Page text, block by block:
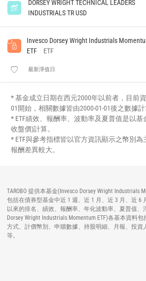
DORSEY WRIGHT TECHNICAL LEADERS
INDUSTRIALS TR USD
Invesco Dorsey Wright Industrials
ETF
ETF
最新淨值日
* 基金成立日期在西元2000年以前者，目前
01開始，相關數據皆由2000-01-01後之數據計
* ETF績效、報酬率、波動率及夏普值是以基
收盤價)計算。
* ETF與參考指標皆以官方資訊顯示之幣別
報酬差異較大。
TAROBO 提供本基金(Invesco Dorsey Wright Industrials
包括在債券型基金中近 1 週、近 1 月、近 3 月、近 6
以來的排名、績效、報酬率、年化波動率、夏普值、
Dorsey Wright Industrials Momentum ETF)各基本資料
方式、計價幣別、申贖數據、持股明細、月報、投資
等。